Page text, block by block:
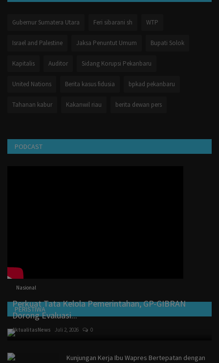
Gubernur Sumatera Utara Feri sibarani sh WTP
Israel and Palestine Jaksa Penuntut Umum Bupati Solok
Kapitalis Auditor Sidang Korupsi Pekanbaru
United Nations Berita kasus fidusia bpkad pekanbaru
Tahanan kabur Kakanwil riau berita dewan pers
PODCAST
PERISTIWA
Nasional
Perkuat Tata Kelola Pemerintahan, GP-GIBRAN
Dorong Evaluasi...
AktualitasNews Juli 2, 2026 0
Kunjungan Kerja Ibu Wapres Bertepatan dengan